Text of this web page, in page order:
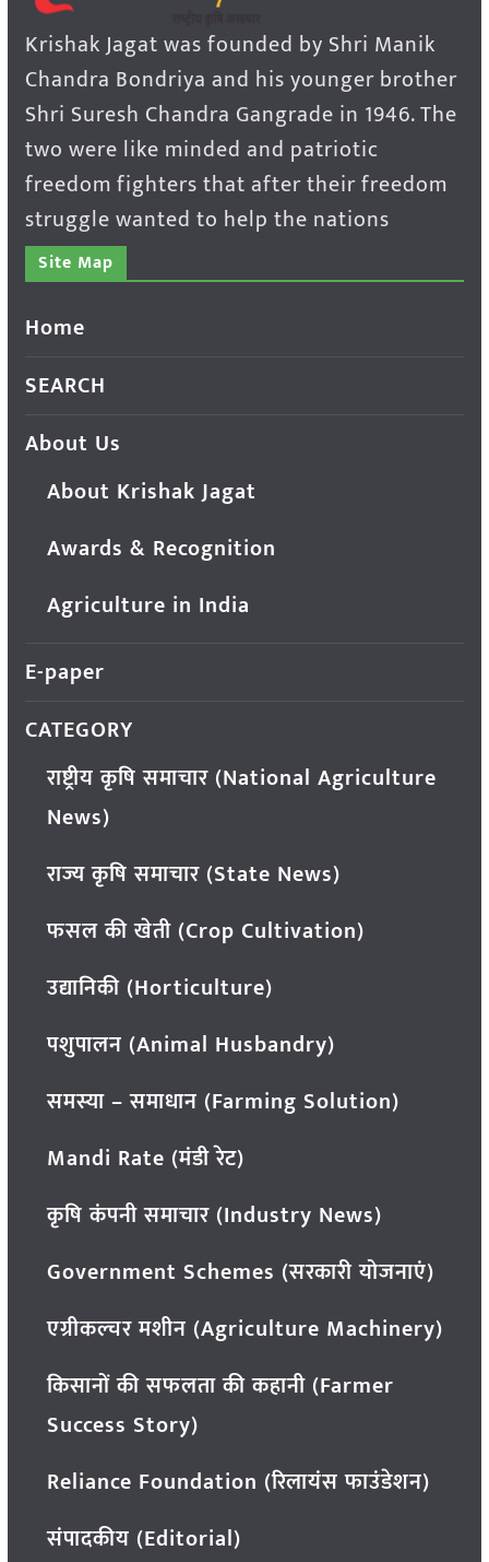
Krishak Jagat was founded by Shri Manik
Chandra Bondriya and his younger brother
Shri Suresh Chandra Gangrade in 1946. The
two were like minded and patriotic
freedom fighters that after their freedom
struggle wanted to help the nations
Site Map
Home
SEARCH
About Us
About Krishak Jagat
Awards & Recognition
Agriculture in India
E-paper
CATEGORY
राष्ट्रीय कृषि समाचार (National Agriculture
News)
राज्य कृषि समाचार (State News)
फसल की खेती (Crop Cultivation)
उद्यानिकी (Horticulture)
पशुपालन (Animal Husbandry)
समस्या – समाधान (Farming Solution)
Mandi Rate (मंडी रेट)
कृषि कंपनी समाचार (Industry News)
Government Schemes (सरकारी योजनाएं)
एग्रीकल्चर मशीन (Agriculture Machinery)
किसानों की सफलता की कहानी (Farmer
Success Story)
Reliance Foundation (रिलायंस फाउंडेशन)
संपादकीय (Editorial)